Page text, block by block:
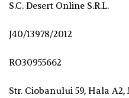
S.C. Desert Online S.R.L.
J40/13978/2012
RO30955662
Str. Ciobanului 59, Hala A2,